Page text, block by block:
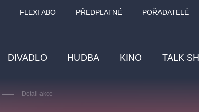
FLEXI ABO PŘEDPLATNÉ POŘADATELÉ
DIVADLO HUDBA KINO TALK
Detail akce